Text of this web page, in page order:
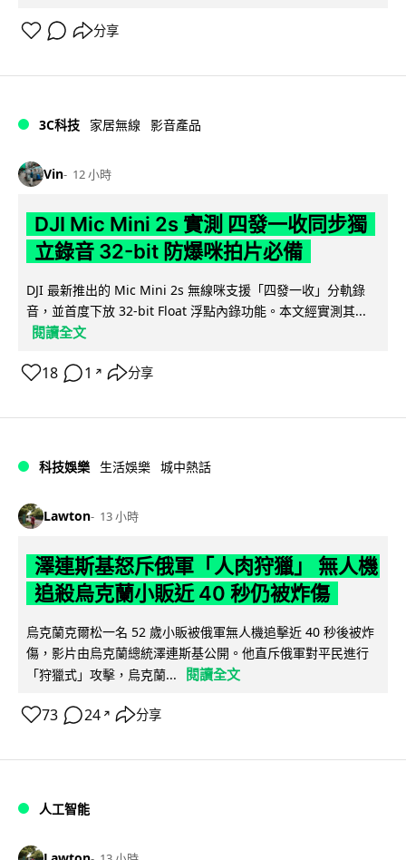
分享
3C科技 家居無線 影音產品
Vin 12 小時
DJI Mic Mini 2s 實測 四發一收同步獨
立錄音 32-bit 防爆咪拍片必備
DJI 最新推出的 Mic Mini 2s 無線咪支援「四發一收」分軌錄
音，並首度下放 32-bit Float 浮點內錄功能。本文經實測其...
閱讀全文
18 1 ↗ 分享
科技娛樂 生活娛樂 城中熱話
Lawton 13 小時
澤連斯基怒斥俄軍「人肉狩獵」 無人機
追殺烏克蘭小販近 40 秒仍被炸傷
烏克蘭克爾松一名 52 歲小販被俄軍無人機追擊近 40 秒後被炸
傷，影片由烏克蘭總統澤連斯基公開。他直斥俄軍對平民進行
「狩獵式」攻擊，烏克蘭...
閱讀全文
73 24 ↗ 分享
人工智能